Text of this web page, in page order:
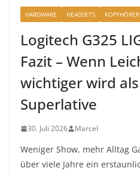
HARDWARE HEADSETS KOPFHÖRER
Logitech G325
Fazit – Wenn
wichtiger wird
Superlative
30. Juli 2026 Marcel
Weniger Show, mehr Alltag
über viele Jahre ein